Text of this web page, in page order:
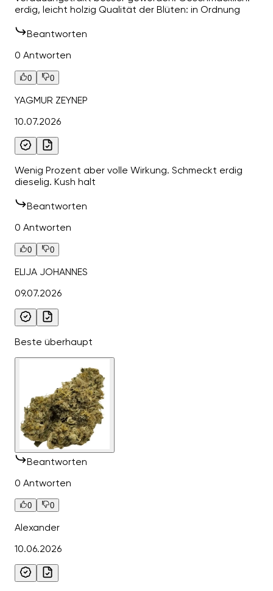
erdig, leicht holzig Qualität der Blüten: in Ordnung
Beantworten
0 Antworten
0 0
YAGMUR ZEYNEP
10.07.2026
Wenig Prozent aber volle Wirkung. Schmeckt erdig
dieselig. Kush halt
Beantworten
0 Antworten
0 0
ELIJA JOHANNES
09.07.2026
Beste überhaupt
Beantworten
0 Antworten
0 0
Alexander
10.06.2026